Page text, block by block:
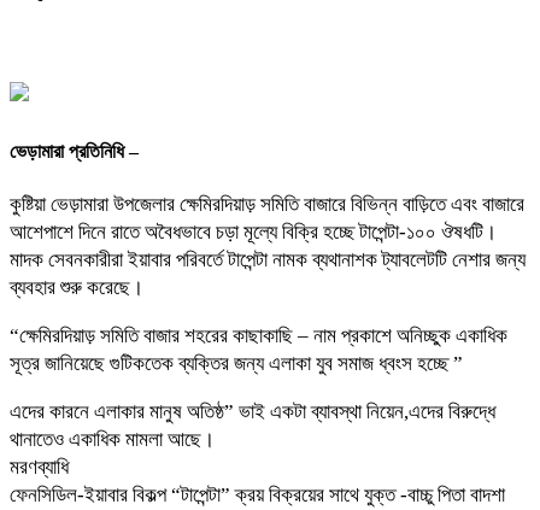
ভেড়ামারা প্রতিনিধি –
কুষ্টিয়া ভেড়ামারা উপজেলার ক্ষেমিরদিয়াড় সমিতি বাজারে বিভিন্ন বাড়িতে এবং বাজারে
আশেপাশে দিনে রাতে অবৈধভাবে চড়া মূল্যে বিক্রি হচ্ছে টাপেন্টা-১০০ ঔষধটি।
মাদক সেবনকারীরা ইয়াবার পরিবর্তে টাপেন্টা নামক ব্যথানাশক ট্যাবলেটটি নেশার জন্য
ব্যবহার শুরু করেছে।
“ক্ষেমিরদিয়াড় সমিতি বাজার শহরের কাছাকাছি – নাম প্রকাশে অনিচ্ছুক একাধিক
সূত্র জানিয়েছে গুটিকতেক ব্যক্তির জন্য এলাকা যুব সমাজ ধ্বংস হচ্ছে ”
এদের কারনে এলাকার মানুষ অতিষ্ঠ” ভাই একটা ব্যাবস্থা নিয়েন,এদের বিরুদ্ধে
থানাতেও একাধিক মামলা আছে।
মরণব্যাধি
ফেনসিডিল-ইয়াবার বিকল্প “টাপেন্টা” ক্রয় বিক্রয়ের সাথে যুক্ত -বাচ্চু পিতা বাদশা